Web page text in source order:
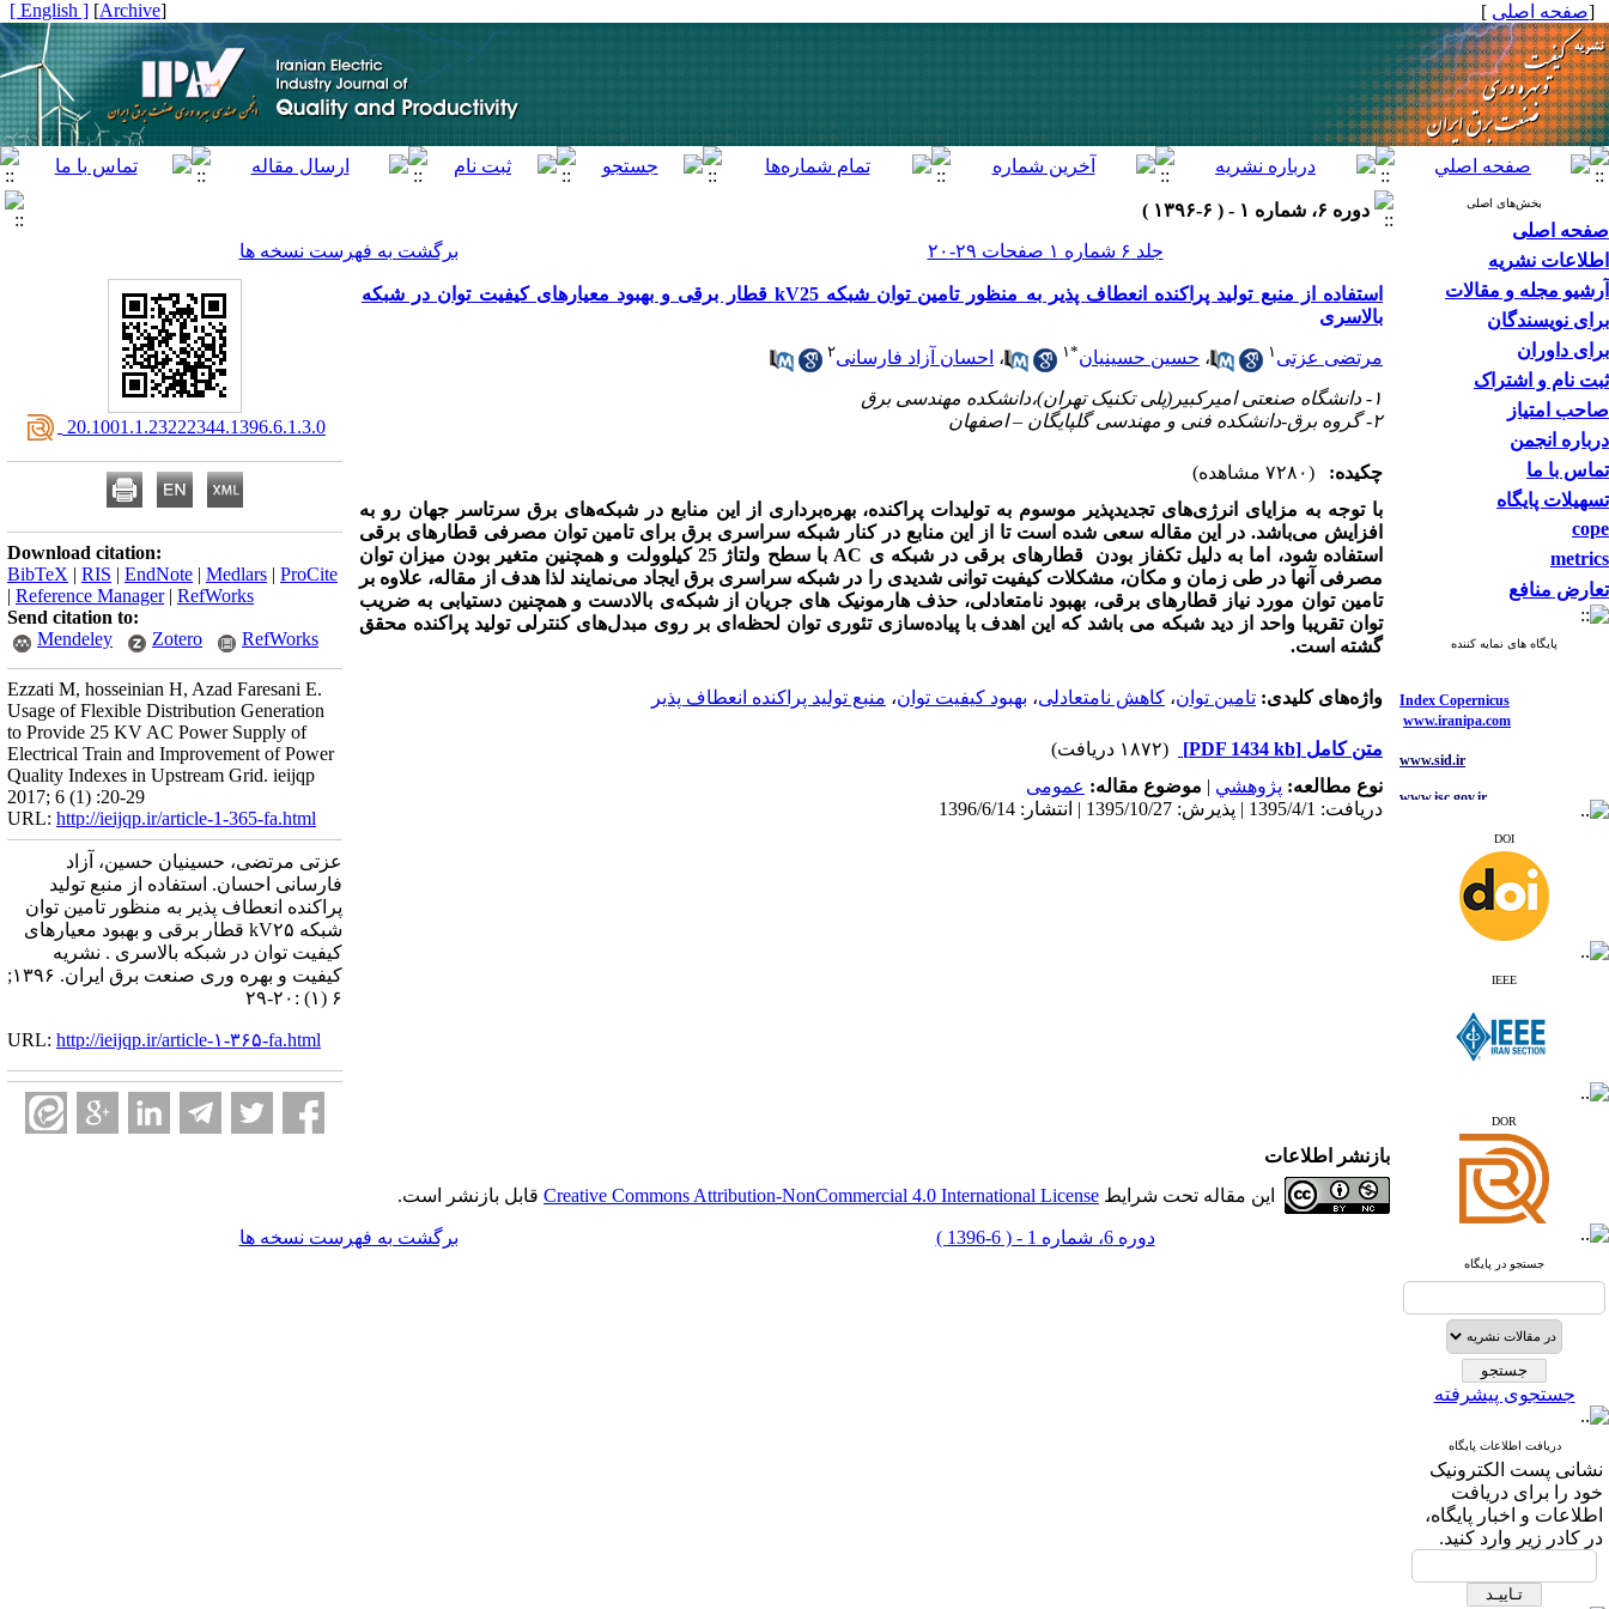
[صفحه اصلی ]
[
Archive
]
[ English ]
بخش‌های اصلی
صفحه اصلی
اطلاعات نشریه
آرشیو مجله و مقالات
برای نویسندگان
برای داوران
ثبت نام و اشتراک
صاحب امتیاز
درباره انجمن
تماس با ما
تسهیلات پایگاه
cope
metrics
تعارض منافع
پایگاه های نمایه کننده
Index Copernicus
www.iranipa.com
www.sid.ir
www.isc.gov.ir
www.magiran.com
www.search.ricest.ac.ir
www.nqpc.ir
ResearchGate
Index Copernicus
www.isc.gov.ir
www.journals.msrt.ir
www.search.ricest.ac.ir
www.nqpc.ir
ResearchGate
google scholar
DOI
IEEE
DOR
جستجو در پایگاه
جستجوی پیشرفته
دریافت اطلاعات پایگاه
نشانی پست الکترونیک
خود را برای دریافت
اطلاعات و اخبار پایگاه،
در کادر زیر وارد کنید.
دوره ۶، شماره ۱ - ( ۶-۱۳۹۶ )
جلد ۶ شماره ۱ صفحات ۲۹-۲۰
برگشت به فهرست نسخه ها
استفاده از منبع تولید پراکنده انعطاف پذیر به منظور تامین توان شبکه kV25 قطار برقی و بهبود معیارهای کیفیت توان در شبکه
بالاسری
مرتضی عزتی ۱ ، حسین حسینیان*۱ ، احسان آزاد فارسانی۲
۱- دانشگاه صنعتی امیرکبیر(پلی تکنیک تهران)،دانشکده مهندسی برق
۲- گروه برق-دانشکده فنی و مهندسی گلپایگان – اصفهان
چکیده:
(۷۲۸۰ مشاهده)
با توجه به مزایای انرژی‌های تجدیدپذیر موسوم به تولیدات پراکنده، بهره‌برداری از این منابع در شبکه‌های برق سرتاسر جهان رو به
افزایش می‌باشد. در این مقاله سعی شده است تا از این منابع در کنار شبکه سراسری برق برای تامین توان مصرفی قطارهای برقی
استفاده شود، اما به دلیل تکفاز بودن قطارهای برقی در شبکه ی AC
با سطح ولتاژ 25 کیلوولت و همچنین متغیر بودن میزان توان
مصرفی آنها در طی زمان و مکان، مشکلات کیفیت توانی شدیدی را در شبکه سراسری برق ایجاد می‌نمایند لذا هدف از مقاله، علاوه بر
تامین توان مورد نیاز قطارهای برقی، بهبود نامتعادلی، حذف هارمونیک های جریان از شبکه‌‌ی بالادست و همچنین دستیابی به ضریب
توان تقریبا واحد از دید شبکه می باشد که این اهدف با پیاده‌سازی تئوری توان لحظه‌ای بر روی مبدل‌های کنترلی تولید پراکنده محقق
گشته است.
واژه‌های کلیدی: تامین توان، کاهش نامتعادلی، بهبود کیفیت توان، منبع تولید پراکنده انعطاف پذیر
متن کامل [PDF 1434 kb]
(۱۸۷۲ دریافت)
نوع مطالعه: پژوهشي | موضوع مقاله: عمومى
دریافت: 1395/4/1 | پذیرش: 1395/10/27 | انتشار: 1396/6/14
‎ 20.1001.1.23222344.1396.6.1.3.0
Download citation:
BibTeX | RIS | EndNote | Medlars | ProCite
| Reference Manager| RefWorks
Send citation to:
Mendeley
Zotero RefWorks
Ezzati M, hosseinian H, Azad Faresani E.
Usage of Flexible Distribution Generation
to Provide 25 KV AC Power Supply of
Electrical Train and Improvement of Power
Quality Indexes in Upstream Grid. ieijqp
2017; 6 (1) :20-29
URL: http://ieijqp.ir/article-1-365-fa.html
عزتی مرتضی، حسینیان حسین، آزاد
فارسانی احسان. استفاده از منبع تولید
پراکنده انعطاف پذیر به منظور تامین توان
شبکه kV۲۵ قطار برقی و بهبود معیارهای
کیفیت توان در شبکه بالاسری . نشریه
کیفیت و بهره وری صنعت برق ایران. ۱۳۹۶;
۶ (۱) :۲۰-۲۹
URL: http://ieijqp.ir/article-۱-۳۶۵-fa.html
بازنشر اطلاعات
این مقاله تحت شرایط Creative Commons Attribution-NonCommercial 4.0 International License قابل بازنشر است.
دوره 6، شماره 1 - ( 6-1396 ) برگشت به فهرست نسخه ها